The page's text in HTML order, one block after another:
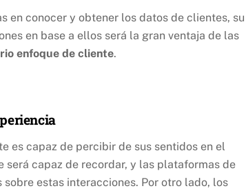
en conocer y obtener los datos de clientes, su
en base a ellos será la gran ventaja de las
enfoque de cliente.
es capaz de percibir de sus sentidos en el
será capaz de recordar, y las plataformas de
estas interacciones. Por otro lado, los